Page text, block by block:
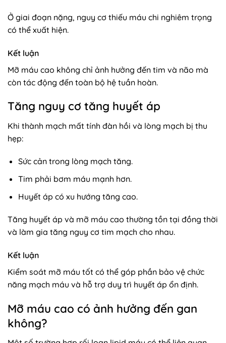
Ở giai đoạn nặng, nguy cơ thiếu máu chi nghiêm trọng
có thể xuất hiện.
Kết luận
Mỡ máu cao không chỉ ảnh hưởng đến tim và não mà
còn tác động đến toàn bộ hệ tuần hoàn.
Tăng nguy cơ tăng huyết áp
Khi thành mạch mất tính đàn hồi và lòng mạch bị thu
hẹp:
Sức cản trong lòng mạch tăng.
Tim phải bơm máu mạnh hơn.
Huyết áp có xu hướng tăng cao.
Tăng huyết áp và mỡ máu cao thường tồn tại đồng thời
và làm gia tăng nguy cơ tim mạch cho nhau.
Kết luận
Kiểm soát mỡ máu tốt có thể góp phần bảo vệ chức
năng mạch máu và hỗ trợ duy trì huyết áp ổn định.
Mỡ máu cao có ảnh hưởng đến gan
không?